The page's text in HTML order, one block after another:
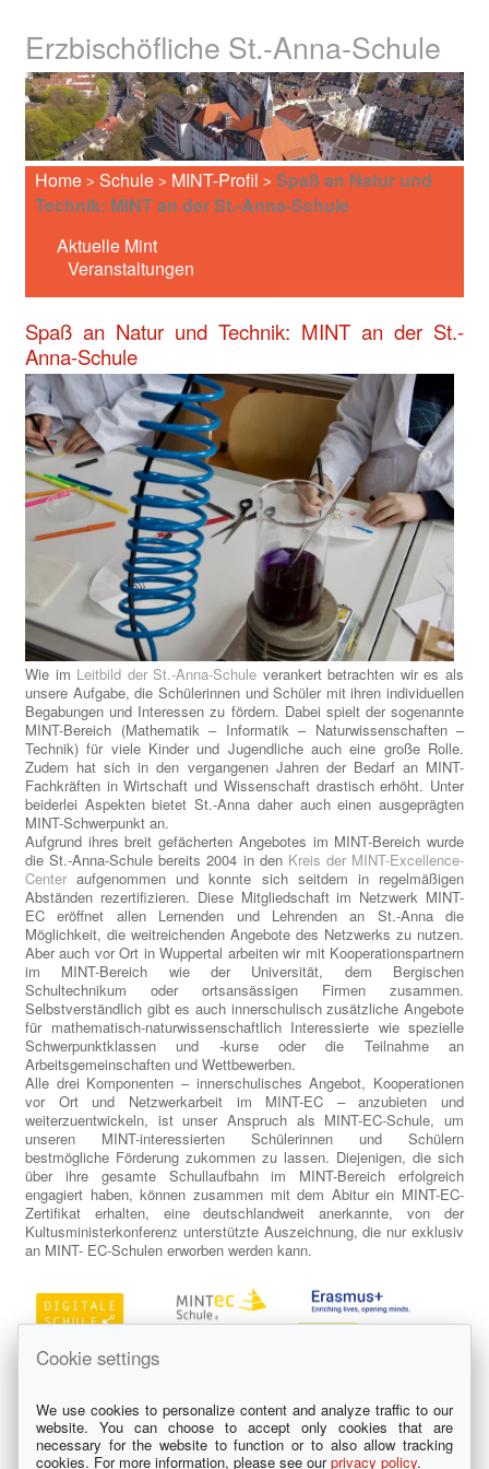
Erzbischöfliche St.-Anna-Schule
Home > Schule > MINT-Profil > Spaß an Natur und
Technik: MINT an der St.-Anna-Schule
Aktuelle Mint
Veranstaltungen
Spaß an Natur und Technik: MINT an der St.-
Anna-Schule
Wie im Leitbild der St.-Anna-Schule verankert betrachten wir es als
unsere Aufgabe, die Schülerinnen und Schüler mit ihren individuellen
Begabungen und Interessen zu fördern. Dabei spielt der sogenannte
MINT-Bereich (Mathematik – Informatik – Naturwissenschaften –
Technik) für viele Kinder und Jugendliche auch eine große Rolle.
Zudem hat sich in den vergangenen Jahren der Bedarf an MINT-
Fachkräften in Wirtschaft und Wissenschaft drastisch erhöht. Unter
beiderlei Aspekten bietet St.-Anna daher auch einen ausgeprägten
MINT-Schwerpunkt an.
Aufgrund ihres breit gefächerten Angebotes im MINT-Bereich wurde
die St.-Anna-Schule bereits 2004 in den Kreis der MINT-Excellence-
Center aufgenommen und konnte sich seitdem in regelmäßigen
Abständen rezertifizieren. Diese Mitgliedschaft im Netzwerk MINT-
EC eröffnet allen Lernenden und Lehrenden an St.-Anna die
Möglichkeit, die weitreichenden Angebote des Netzwerks zu nutzen.
Aber auch vor Ort in Wuppertal arbeiten wir mit Kooperationspartnern
im MINT-Bereich wie der Universität, dem Bergischen
Schultechnikum oder ortsansässigen Firmen zusammen.
Selbstverständlich gibt es auch innerschulisch zusätzliche Angebote
für mathematisch-naturwissenschaftlich Interessierte wie spezielle
Schwerpunktklassen und -kurse oder die Teilnahme an
Arbeitsgemeinschaften und Wettbewerben.
Alle drei Komponenten – innerschulisches Angebot, Kooperationen
vor Ort und Netzwerkarbeit im MINT-EC – anzubieten und
weiterzuentwickeln, ist unser Anspruch als MINT-EC-Schule, um
unseren MINT-interessierten Schülerinnen und Schülern
bestmögliche Förderung zukommen zu lassen. Diejenigen, die sich
über ihre gesamte Schullaufbahn im MINT-Bereich erfolgreich
engagiert haben, können zusammen mit dem Abitur ein MINT-EC-
Zertifikat erhalten, eine deutschlandweit anerkannte, von der
Kultusministerkonferenz unterstützte Auszeichnung, die nur exklusiv
an MINT- EC-Schulen erworben werden kann.
Cookie settings
We use cookies to personalize content and analyze traffic to our
website. You can choose to accept only cookies that are
necessary for the website to function or to also allow tracking
cookies. For more information, please see ourprivacy policy.